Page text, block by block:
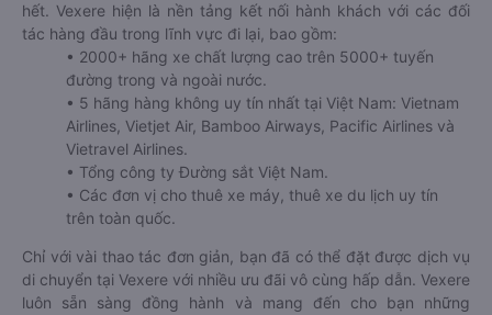
hết. Vexere hiện là nền tảng kết nối hành khách với các đối
tác hàng đầu trong lĩnh vực đi lại, bao gồm:
• 2000+ hãng xe chất lượng cao trên 5000+ tuyến
đường trong và ngoài nước.
• 5 hãng hàng không uy tín nhất tại Việt Nam: Vietnam
Airlines, Vietjet Air, Bamboo Airways, Pacific Airlines và
Vietravel Airlines.
• Tổng công ty Đường sắt Việt Nam.
• Các đơn vị cho thuê xe máy, thuê xe du lịch uy tín
trên toàn quốc.
Chỉ với vài thao tác đơn giản, bạn đã có thể đặt được dịch vụ
di chuyển tại Vexere với nhiều ưu đãi vô cùng hấp dẫn. Vexere
luôn sẵn sàng đồng hành và mang đến cho bạn những